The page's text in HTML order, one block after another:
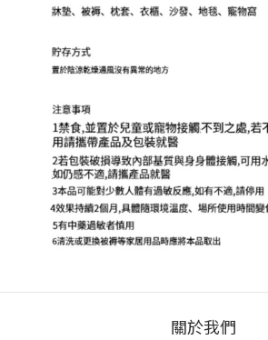
關於我們